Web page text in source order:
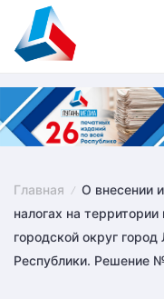
content
Главная
О внесении
налогах на
городской округ
Республики. Решение